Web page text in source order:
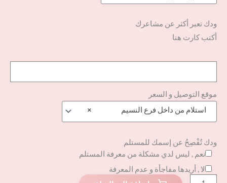
ودك تعبر أكثر عن مشاعرك
أكتب كارت هنا
موقع التوصيل و السعر
×
استلام من داخل فرع النسيم
ودك تُفْصِحُ عن إسمك للمستلم
نعم , ليس لدي مشكلة من معرفة المستلم
لا , أريدها مفاجأة و عدم المعرفة